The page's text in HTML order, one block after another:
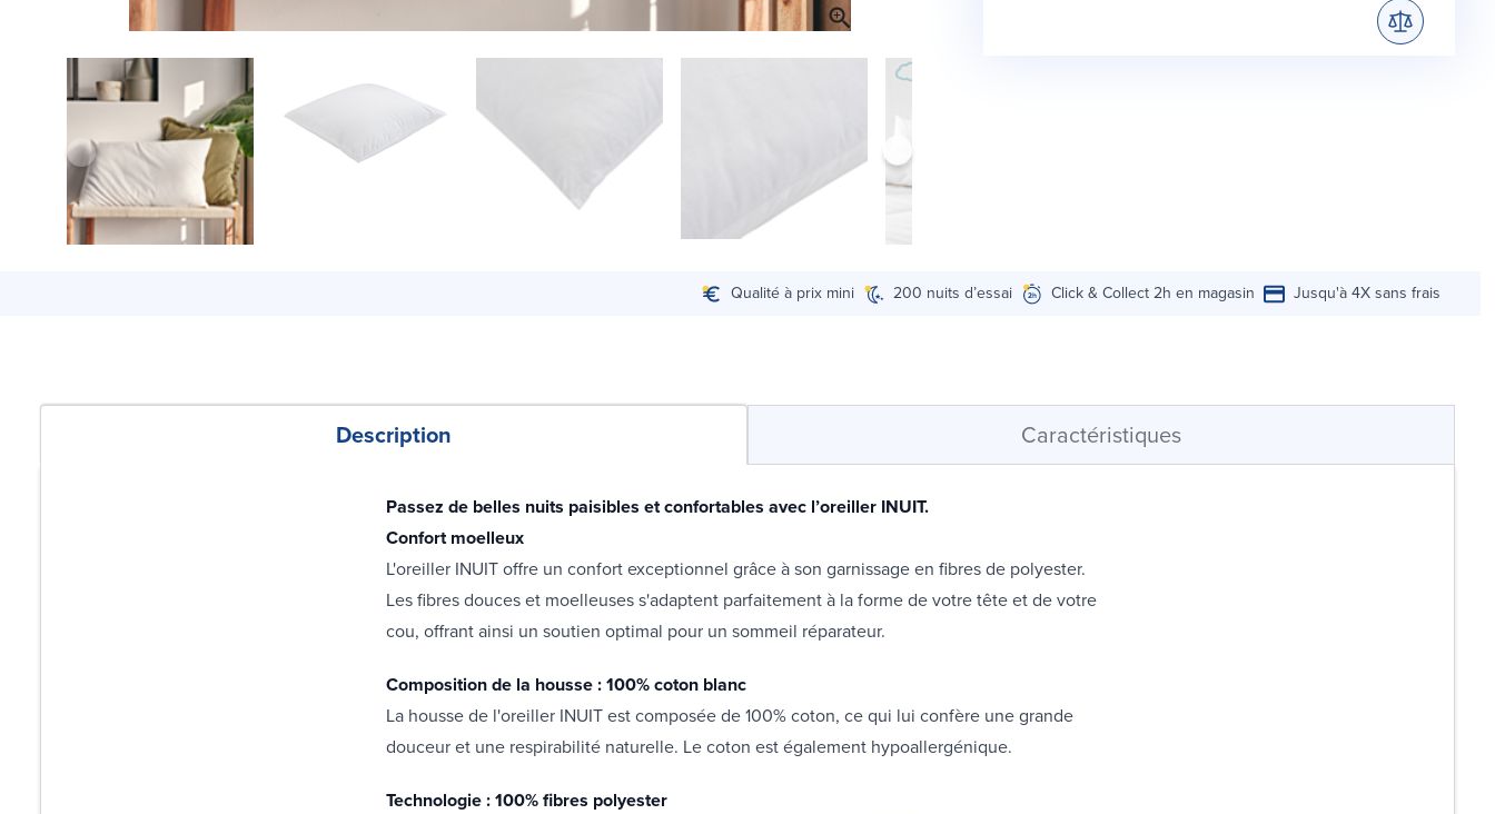
Qualité à prix mini 200 nuits d’essai Click & Collect 2h en magasin Jusqu'à 4X sans frais
Description Caractéristiques
Passez de belles nuits paisibles et confortables avec l’oreiller INUIT.
Confort moelleux
L'oreiller INUIT offre un confort exceptionnel grâce à son garnissage en fibres de polyester.
Les fibres douces et moelleuses s'adaptent parfaitement à la forme de votre tête et de votre
cou, offrant ainsi un soutien optimal pour un sommeil réparateur.
Composition de la housse : 100% coton blanc
La housse de l'oreiller INUIT est composée de 100% coton, ce qui lui confère une grande
douceur et une respirabilité naturelle. Le coton est également hypoallergénique.
Technologie : 100% fibres polyester